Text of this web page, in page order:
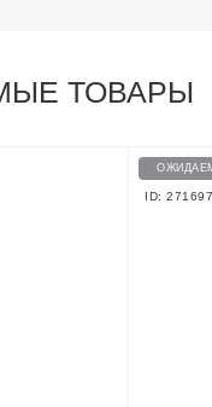
ТОВАРЫ
ID: 271697